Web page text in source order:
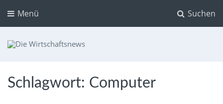
Suchen
Menü
Schlagwort: Computer